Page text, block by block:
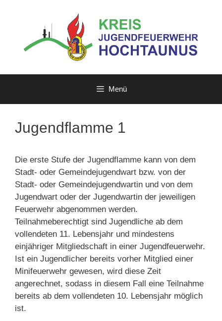
Menü
Jugendflamme 1
Die erste Stufe der Jugendflamme kann von dem
Stadt- oder Gemeindejugendwart bzw. von der
Stadt- oder Gemeindejugendwartin und von dem
Jugendwart oder der Jugendwartin der jeweiligen
Feuerwehr abgenommen werden.
Teilnahmeberechtigt sind Jugendliche ab dem
vollendeten 11. Lebensjahr und mindestens
einjähriger Mitgliedschaft in einer Jugendfeuerwehr.
Ist ein Jugendlicher bereits vorher Mitglied einer
Minifeuerwehr gewesen, wird diese Zeit
angerechnet, sodass in diesem Fall eine Teilnahme
bereits ab dem vollendeten 10. Lebensjahr möglich
ist.